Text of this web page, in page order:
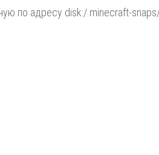
по адресу disk:/.minecraft-